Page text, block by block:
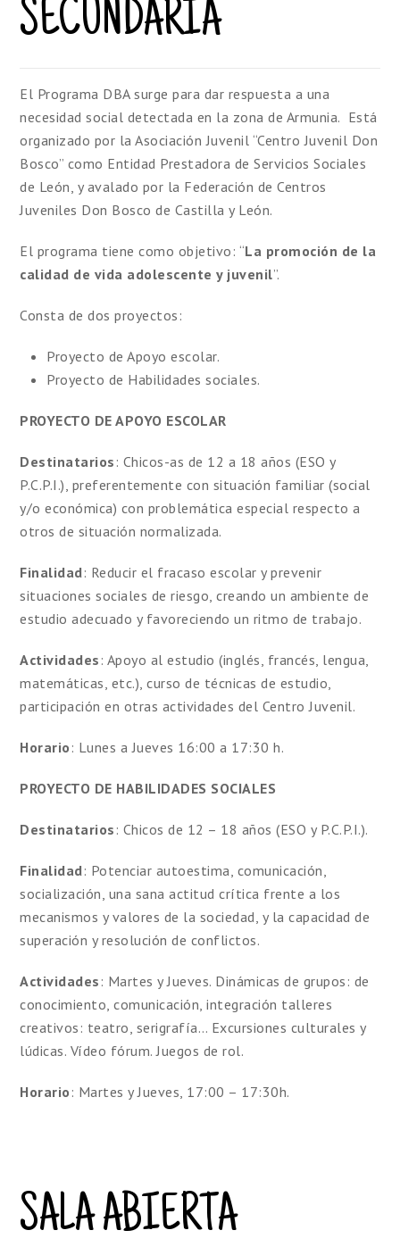
SECUNDARIA
El Programa DBA surge para dar respuesta a una
necesidad social detectada en la zona de Armunia. Está
organizado por la Asociación Juvenil “Centro Juvenil Don
Bosco” como Entidad Prestadora de Servicios Sociales
de León, y avalado por la Federación de Centros
Juveniles Don Bosco de Castilla y León.
El programa tiene como objetivo: “La promoción de la
calidad de vida adolescente y juvenil”.
Consta de dos proyectos:
Proyecto de Apoyo escolar.
Proyecto de Habilidades sociales.
PROYECTO DE APOYO ESCOLAR
Destinatarios : Chicos-as de 12 a 18 años (ESO y
P.C.P.I.), preferentemente con situación familiar (social
y/o económica) con problemática especial respecto a
otros de situación normalizada.
Finalidad: Reducir el fracaso escolar y prevenir
situaciones sociales de riesgo, creando un ambiente de
estudio adecuado y favoreciendo un ritmo de trabajo.
Actividades : Apoyo al estudio (inglés, francés, lengua,
matemáticas, etc.), curso de técnicas de estudio,
participación en otras actividades del Centro Juvenil.
Horario : Lunes a Jueves 16:00 a 17:30 h.
PROYECTO DE HABILIDADES SOCIALES
Destinatarios : Chicos de 12 – 18 años (ESO y P.C.P.I.).
Finalidad: Potenciar autoestima, comunicación,
socialización, una sana actitud crítica frente a los
mecanismos y valores de la sociedad, y la capacidad de
superación y resolución de conflictos.
Actividades : Martes y Jueves. Dinámicas de grupos: de
conocimiento, comunicación, integración talleres
creativos: teatro, serigrafía… Excursiones culturales y
lúdicas. Vídeo fórum. Juegos de rol.
Horario : Martes y Jueves, 17:00 – 17:30h.
SALA ABIERTA